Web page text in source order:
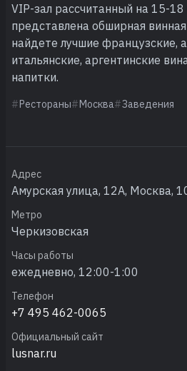
VIP-зал рассчитанный на 15-
представлена обширная
найдете лучшие французские,
итальянские, аргентинские
напитки.
Рестораны Москва Заведения
Адрес
Амурская улица, 12А, Москва,
Метро
Черкизовская
Часы работы
ежедневно, 12:00-1:00
Телефон
+7 495 462-0065
Официальный сайт
lusnar.ru